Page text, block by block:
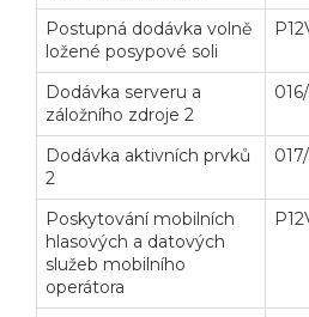
Postupná dodávka volně
ložené posypové soli
Dodávka serveru a
záložního zdroje 2
Dodávka aktivních prvků
2
Poskytování mobilních
hlasových a datových
služeb mobilního
operátora